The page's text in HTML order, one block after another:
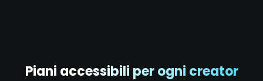
Piani accessibili per ogni creator